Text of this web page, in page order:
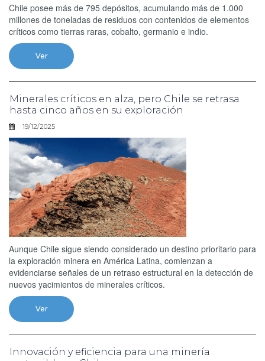
Chile posee más de 795 depósitos, acumulando más de 1.000
millones de toneladas de residuos con contenidos de elementos
críticos como tierras raras, cobalto, germanio e indio.
Ver
Minerales críticos en alza, pero Chile se retrasa
hasta cinco años en su exploración
19/12/2025
Aunque Chile sigue siendo considerado un destino prioritario para
la exploración minera en América Latina, comienzan a
evidenciarse señales de un retraso estructural en la detección de
nuevos yacimientos de minerales críticos.
Ver
Innovación y eficiencia para una minería